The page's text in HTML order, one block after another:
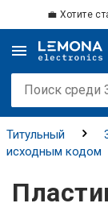
💼 Хотите
Титульный
исходным кодом